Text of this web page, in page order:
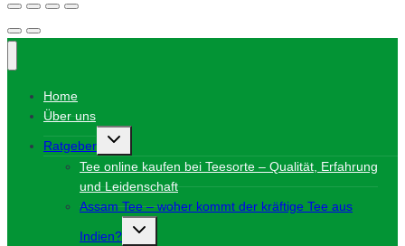
Home
Über uns
Ratgeber
Untermenü
umschalten
Tee online kaufen bei Teesorte – Qualität, Erfahrung
und Leidenschaft
Assam Tee – woher kommt der kräftige Tee aus
Indien?
Untermenü
umschalten